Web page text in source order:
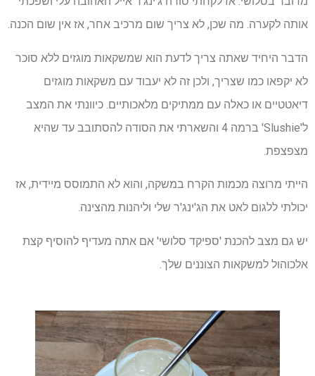
אותה לקערה. מה שכן, לא צריך שום מרכיב אחר, אז אין שום הכנה.
הדבר היחיד שאתה צריך לדעת הוא שמשקאות מוגזים ללא סוכר
לא יקפאו כמו שצריך, ולכן זה לא יעבוד עם משקאות מוגזים
דיאטטיים או כאלה עם ממתיקים מלאכותיים. כיוונתי את המצב
ל'Slushie' ברמה 4 והשארתי את הסודה להסתובב עד שהיא
מצפצפת.
הייתי מרוצה מכמות הקרח במשקה, והוא לא התמוסס מיידית, אז
יכולתי ללגום לאט את הג'ינג'ר שלי וליהנות מהצינה.
יש גם מצב להכנת 'ספיקד סלושי' אם אתה מעדיף להוסיף קצת
אלכוהול למשקאות הצוננים שלך.